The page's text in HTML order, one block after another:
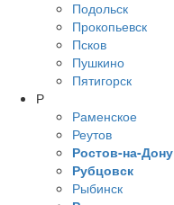
Подольск
Прокопьевск
Псков
Пушкино
Пятигорск
Р
Раменское
Реутов
Ростов-на-Дону
Рубцовск
Рыбинск